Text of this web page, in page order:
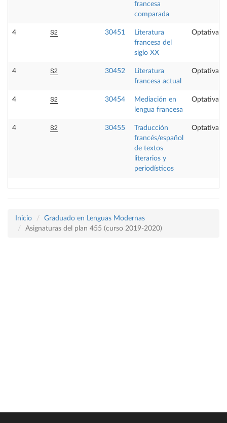
francesa
comparada
4 S2 30451
Literatura
francesa del
siglo XX
Optativa
4 S2 30452
Literatura
francesa actual
Optativa
4 S2 30454
Mediación en
lengua francesa
Optativa
4 S2 30455
Traducción
francés/español
de textos
literarios y
periodísticos
Optativa
Inicio
Graduado en Lenguas Modernas
Asignaturas del plan 455 (curso 2019-2020)